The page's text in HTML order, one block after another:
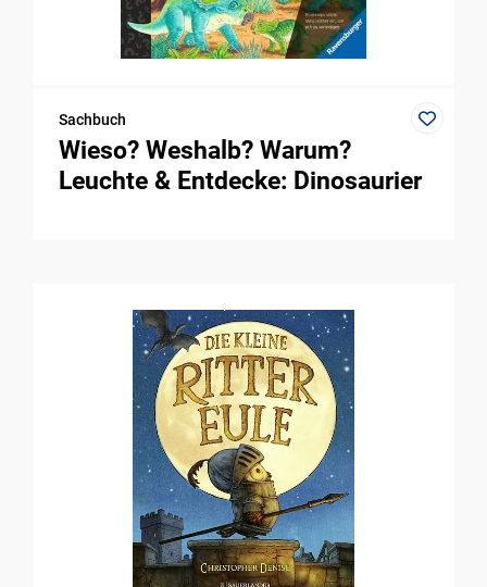
Sachbuch
Wieso? Weshalb? Warum?
Leuchte & Entdecke: Dinosaurier